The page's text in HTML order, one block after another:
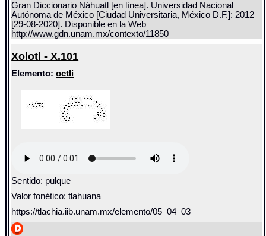
Gran Diccionario Náhuatl [en línea]. Universidad Nacional
Autónoma de México [Ciudad Universitaria, México D.F.]: 2012
[29-08-2020]. Disponible en la Web
http://www.gdn.unam.mx/contexto/11850
Xolotl - X.101
Elemento:octli
Sentido: pulque
Valor fonético: tlahuana
https://tlachia.iib.unam.mx/elemento/05_04_03